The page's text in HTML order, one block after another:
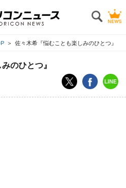
佐々木希『悩むことも楽しみのひとつ』
のひとつ』